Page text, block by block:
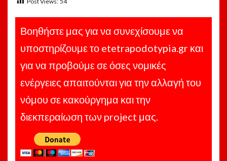
Βοηθήστε μας για να συνεχίσουμε να
υποστηρίζουμε το etetrapodotypia.gr και
για να προβούμε σε όσες νομικές
ενέργειες απαιτούνται για την αλλαγή του
νόμου σε κακούργημα και την
διεκπεραίωση των project μας.